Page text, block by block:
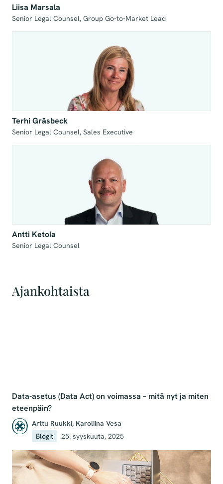
Liisa Marsala
Senior Legal Counsel, Group Go-to-Market Lead
Terhi Gräsbeck
Senior Legal Counsel, Sales Executive
Antti Ketola
Senior Legal Counsel
Ajankohtaista
Data-asetus (Data Act) on voimassa – mitä nyt ja miten
eteenpäin?
Arttu Ruukki, Karoliina Vesa
Blogit
25. syyskuuta, 2025